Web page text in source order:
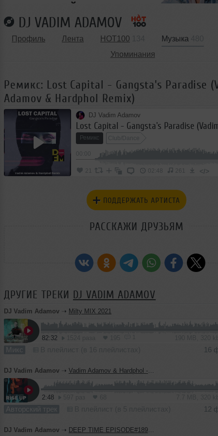
DJ VADIM ADAMOV
Профиль Лента HOT100 Музыка
Упоминания
Ремикс: Lost Capital - Gangsta's Paradise
Adamov & Hardphol Remix)
DJ Vadim Adamov
Ремикс Club/Dance
21 02:48 261 </>
ПОДДЕРЖАТЬ АРТИСТА
РАССКАЖИ ДРУЗЬЯМ
ДРУГИЕ ТРЕКИ DJ VADIM ADAMOV
DJ Vadim Adamov ➝ Milty MIX 2021
82:32
Микс 16
DJ Vadim Adamov ➝ Vadim Adamov & Hardphol - Rise Up
2:48
Авторский трек 12
DJ Vadim Adamov ➝ DEEP TIME EPISODE#189 [Record Deep] (11-02-2021)